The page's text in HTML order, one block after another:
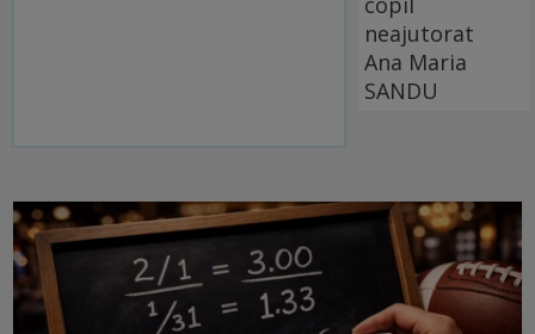
neajutorat
Ana Maria
SANDU